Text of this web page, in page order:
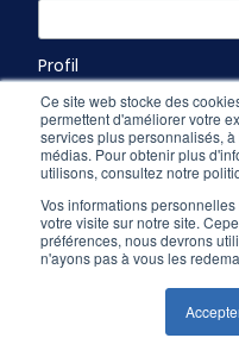
Ce site web stocke des
permettent d'améliorer votre
services plus personnalisés,
médias. Pour obtenir plus
utilisons, consultez notre
Vos informations
votre visite sur notre site.
préférences, nous devrons
n'ayons pas à vous les
Profil
Espace pro -